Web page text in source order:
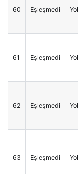
60 Eşleşmedi
61 Eşleşmedi
62 Eşleşmedi
63 Eşleşmedi